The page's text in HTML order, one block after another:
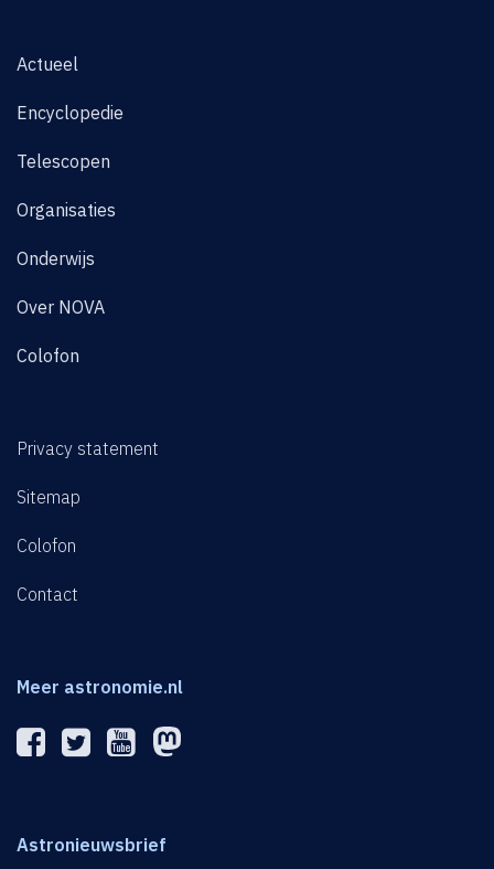
Actueel
Encyclopedie
Telescopen
Organisaties
Onderwijs
Over NOVA
Colofon
Privacy statement
Sitemap
Colofon
Contact
Meer astronomie.nl
Astronieuwsbrief